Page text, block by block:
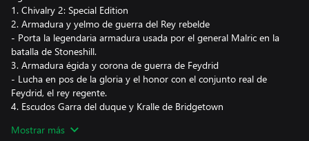
1. Chivalry 2: Special Edition
2. Armadura y yelmo de guerra del Rey rebelde
- Porta la legendaria armadura usada por el general Malric en la
batalla de Stoneshill.
3. Armadura égida y corona de guerra de Feydrid
- Lucha en pos de la gloria y el honor con el conjunto real de
Feydrid, el rey regente.
4. Escudos Garra del duque y Kralle de Bridgetown
Kralle de Bridgetown (escudo de Ágata).
Mostrar más